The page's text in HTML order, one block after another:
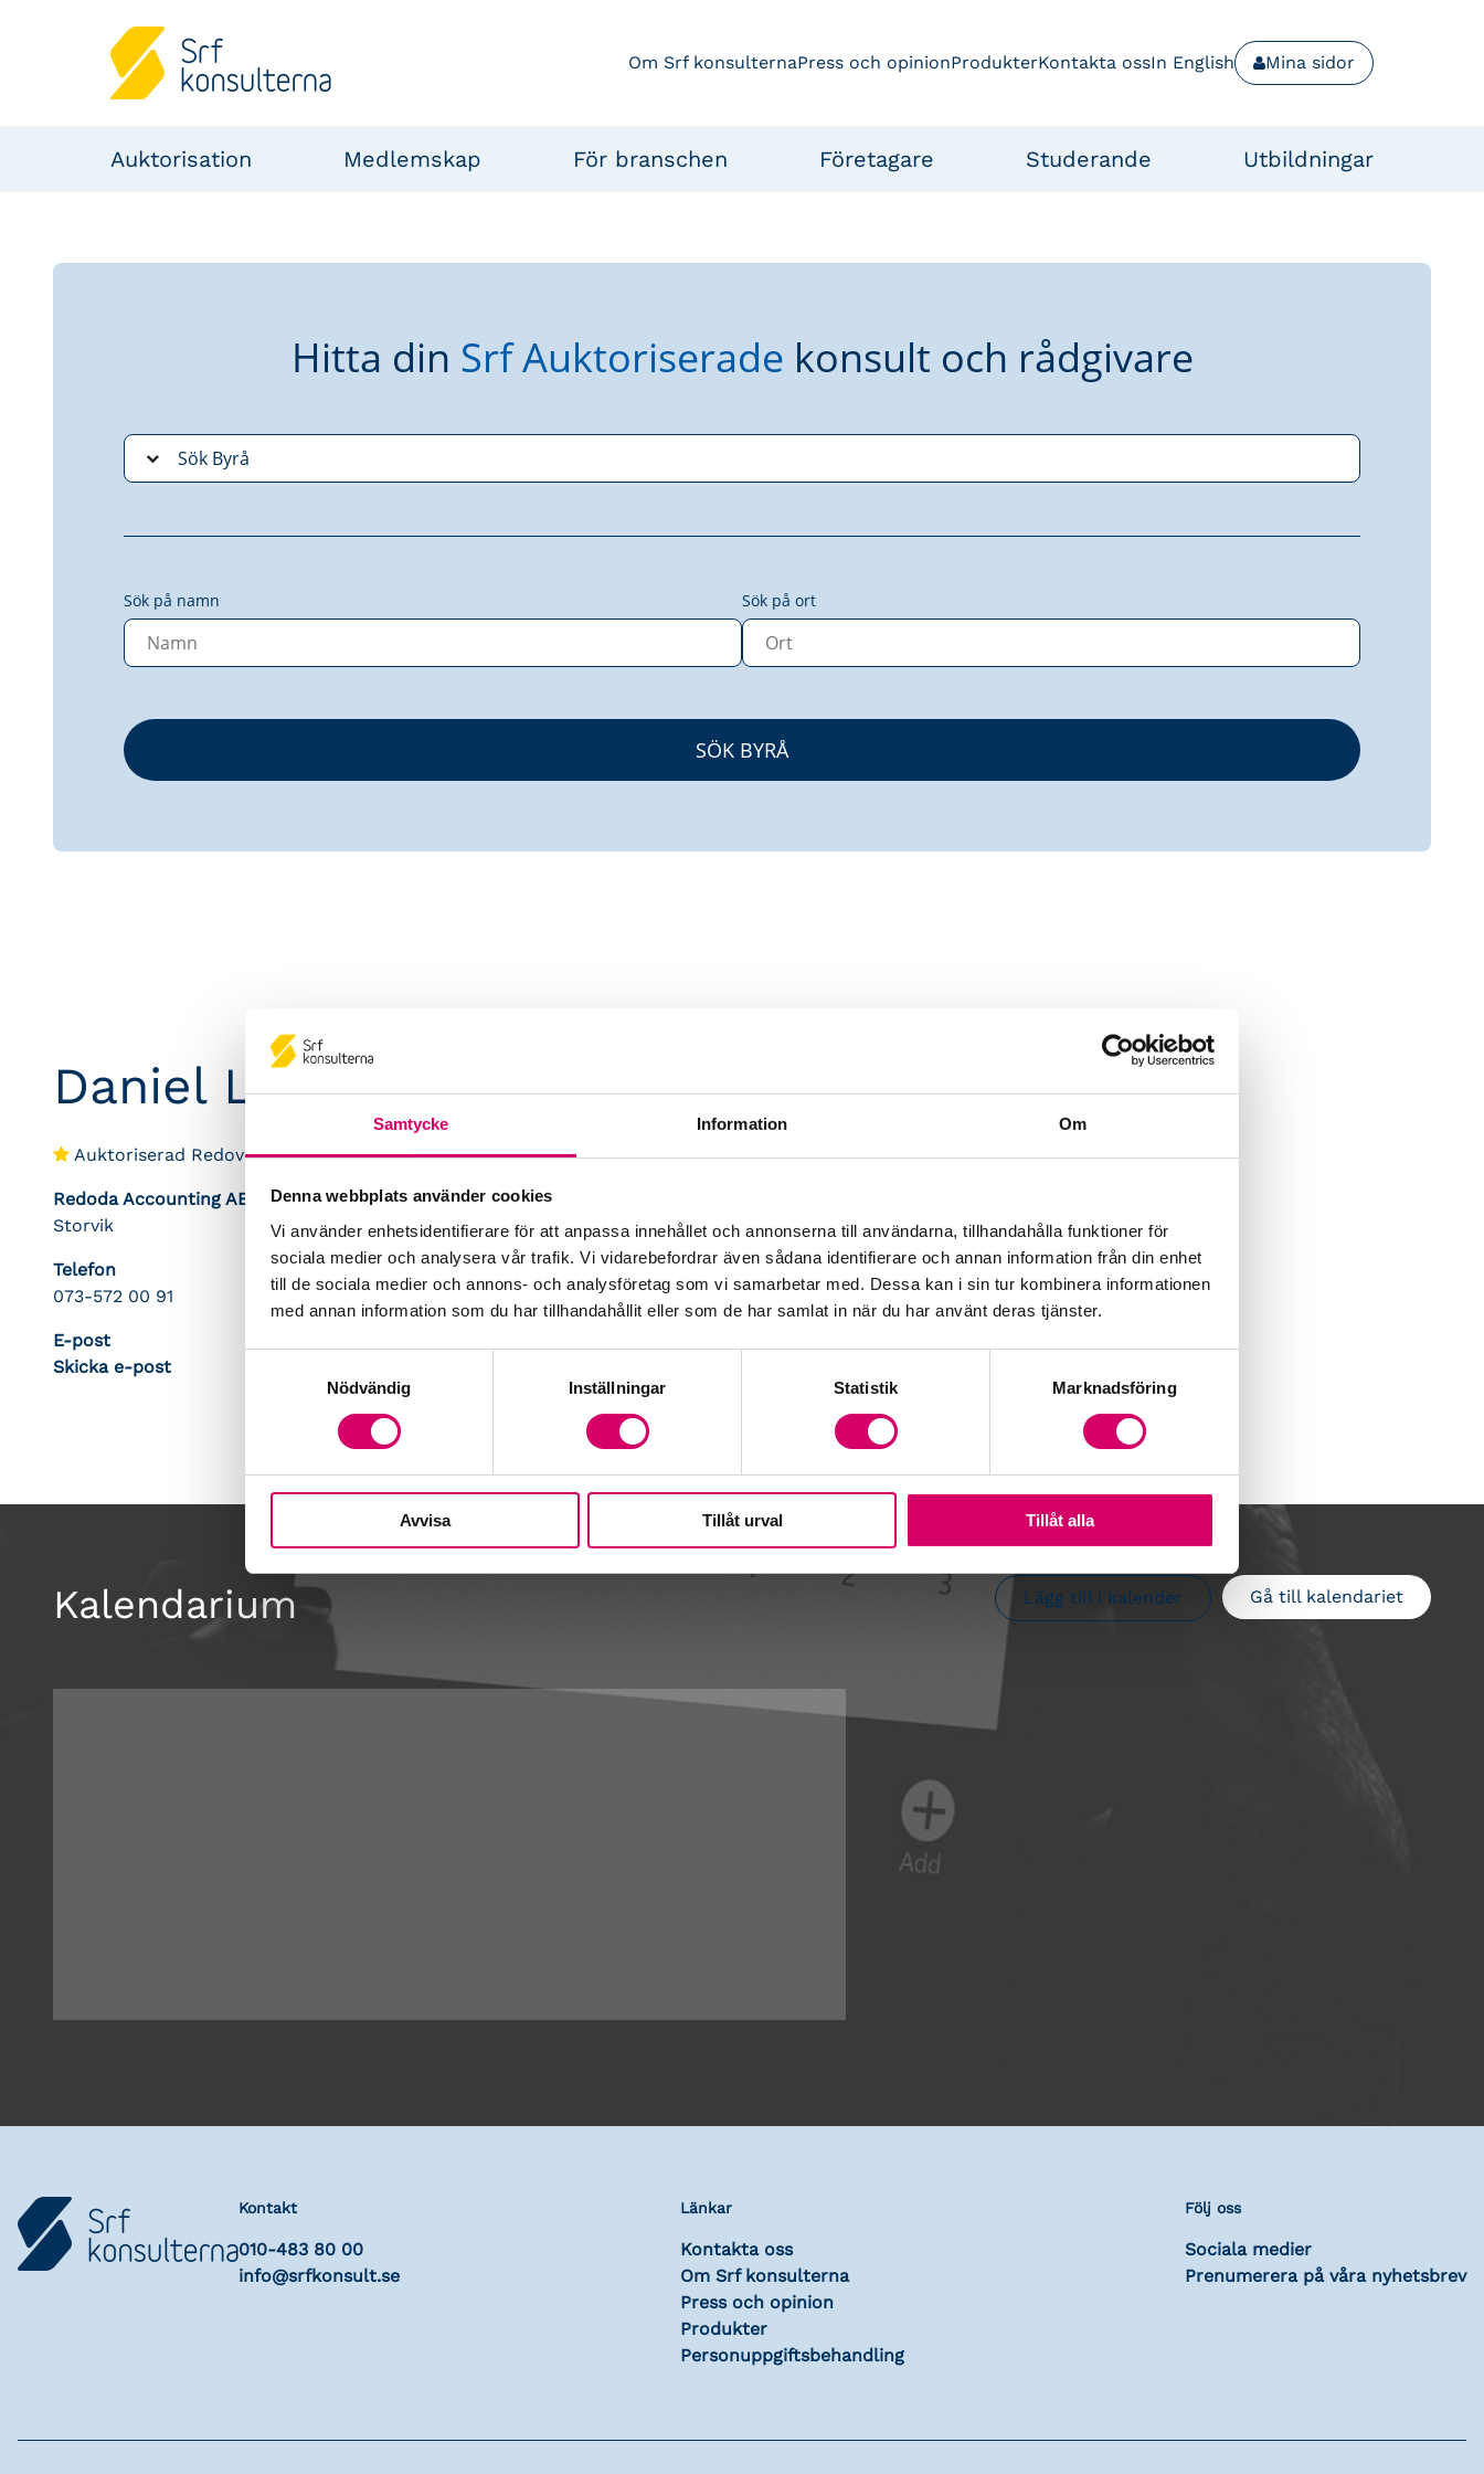
Samtycke Information Om
Denna webbplats använder cookies
Vi använder enhetsidentifierare för att anpassa innehållet och annonserna till användarna, tillhandahålla funktioner för
sociala medier och analysera vår trafik. Vi vidarebefordrar även sådana identifierare och annan information från din enhet
till de sociala medier och annons- och analysföretag som vi samarbetar med. Dessa kan i sin tur kombinera informationen
med annan information som du har tillhandahållit eller som de har samlat in när du har använt deras tjänster.
Nödvändig
Inställningar Statistik Marknadsföring
Avvisa Tillåt urval Tillåt alla
Om Srf konsulternaPress och opinionProdukterKontakta ossIn English Mina sidor
Auktorisation Medlemskap För branschen Företagare Studerande Utbildningar
Hitta din Srf Auktoriserade konsult och rådgivare
Sök på namn Sök på ort
Daniel Leifson
Auktoriserad Redovisningskonsult
Redoda Accounting AB
Storvik
Telefon
073-572 00 91
E-post
Skicka e-post
Kalendarium Gå till kalendariet
Lägg till i kalender
Kontakt
010-483 80 00
info@srfkonsult.se
Länkar
Kontakta oss
Om Srf konsulterna
Press och opinion
Produkter
Personuppgiftsbehandling
Följ oss
Sociala medier
Prenumerera på våra nyhetsbrev